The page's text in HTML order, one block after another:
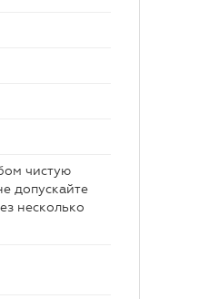
чистую
допускайте
несколько